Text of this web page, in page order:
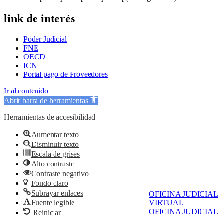
OFICINA JUDICIAL
VIRTUAL
OFICINA JUDICIAL
link de interés
Poder Judicial
FNE
OECD
ICN
Portal pago de Proveedores
Ir al contenido
Abrir barra de herramientas
Herramientas de accesibilidad
Aumentar texto
Disminuir texto
Escala de grises
Alto contraste
Contraste negativo
Fondo claro
Subrayar enlaces
Fuente legible
Reiniciar